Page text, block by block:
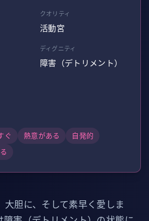
クオリティ
活動宮
ディグニティ
障害（デトリメント）
ぐ 熱意がある
自発的
大胆に、そして素早く愛しま